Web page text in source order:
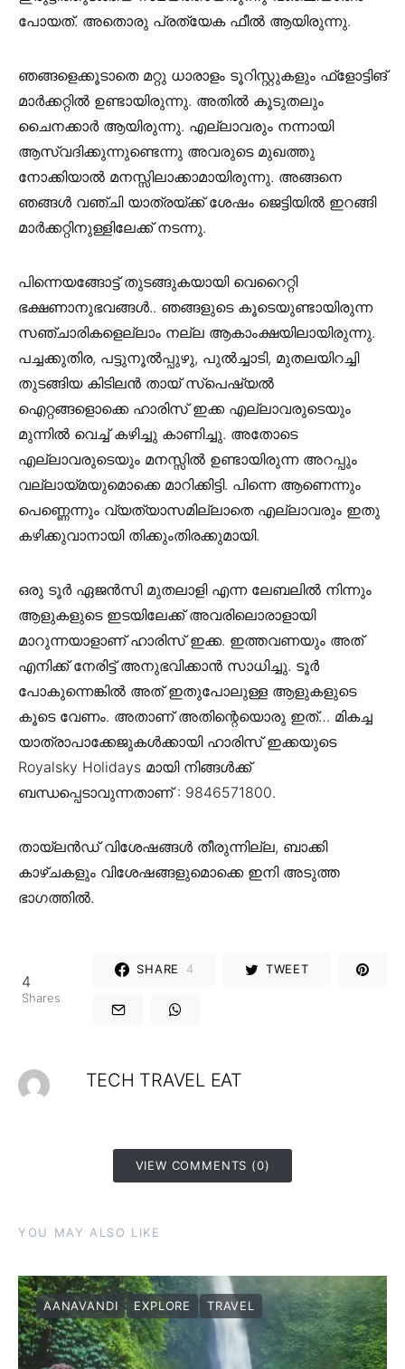
പോയത്. അതൊരു പ്രത്യേക ഫീൽ ആയിരുന്നു.
ഞങ്ങളെക്കൂടാതെ മറ്റു ധാരാളം ടൂറിസ്റ്റുകളും ഫ്‌ളോട്ടിങ്
മാർക്കറ്റിൽ ഉണ്ടായിരുന്നു. അതിൽ കൂടുതലും
ചൈനക്കാർ ആയിരുന്നു. എല്ലാവരും നന്നായി
ആസ്വദിക്കുന്നുണ്ടെന്നു അവരുടെ മുഖത്തു
നോക്കിയാൽ മനസ്സിലാക്കാമായിരുന്നു. അങ്ങനെ
ഞങ്ങൾ വഞ്ചി യാത്രയ്ക്ക് ശേഷം ജെട്ടിയിൽ ഇറങ്ങി
മാർക്കറ്റിനുള്ളിലേക്ക് നടന്നു.
പിന്നെയങ്ങോട്ട് തുടങ്ങുകയായി വെറൈറ്റി
ഭക്ഷണാനുഭവങ്ങൾ.. ഞങ്ങളുടെ കൂടെയുണ്ടായിരുന്ന
സഞ്ചാരികളെല്ലാം നല്ല ആകാംക്ഷയിലായിരുന്നു.
പച്ചക്കുതിര, പട്ടുനൂൽപ്പുഴു, പുൽച്ചാടി, മുതലയിറച്ചി
തുടങ്ങിയ കിടിലൻ തായ് സ്പെഷ്യൽ
ഐറ്റങ്ങളൊക്കെ ഹാരിസ് ഇക്ക എല്ലാവരുടെയും
മുന്നിൽ വെച്ച് കഴിച്ചു കാണിച്ചു. അതോടെ
എല്ലാവരുടെയും മനസ്സിൽ ഉണ്ടായിരുന്ന അറപ്പും
വല്ലായ്മയുമൊക്കെ മാറിക്കിട്ടി. പിന്നെ ആണെന്നും
പെണ്ണെന്നും വ്യത്യാസമില്ലാതെ എല്ലാവരും ഇതു
കഴിക്കുവാനായി തിക്കുംതിരക്കുമായി.
ഒരു ടൂർ ഏജൻസി മുതലാളി എന്ന ലേബലിൽ നിന്നും
ആളുകളുടെ ഇടയിലേക്ക് അവരിലൊരാളായി
മാറുന്നയാളാണ് ഹാരിസ് ഇക്ക. ഇത്തവണയും അത്
എനിക്ക് നേരിട്ട് അനുഭവിക്കാൻ സാധിച്ചു. ടൂർ
പോകുന്നെങ്കിൽ അത് ഇതുപോലുള്ള ആളുകളുടെ
കൂടെ വേണം. അതാണ് അതിന്റെയൊരു ഇത്… മികച്ച
യാത്രാപാക്കേജുകൾക്കായി ഹാരിസ് ഇക്കയുടെ
Royalsky Holidays മായി നിങ്ങൾക്ക്
ബന്ധപ്പെടാവുന്നതാണ് : 9846571800.
തായ്‌ലൻഡ് വിശേഷങ്ങൾ തീരുന്നില്ല, ബാക്കി
കാഴ്ചകളും വിശേഷങ്ങളുമൊക്കെ ഇനി അടുത്ത
ഭാഗത്തിൽ.
4
Shares
SHARE 4 TWEET
TECH TRAVEL EAT
VIEW COMMENTS (0)
YOU MAY ALSO LIKE
AANAVANDI EXPLORE TRAVEL